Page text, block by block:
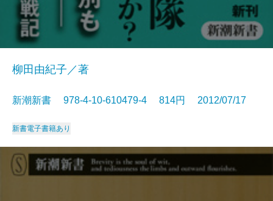
柳田由紀子／著
新潮新書 978-4-10-610479-4 814円 2012/07/17
新書電子書籍あり